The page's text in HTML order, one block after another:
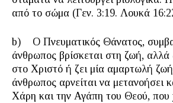
από το σώμα (Γεν. 3:19. Λουκά
b) Ο Πνευματικός Θάνατος,
άνθρωπος βρίσκεται στη ζωή, αλλά
στο Χριστό ή ζει μία αμαρτωλή
άνθρωπος αρνείται να μετανοήσει
Χάρη και την Αγάπη του Θεού, που